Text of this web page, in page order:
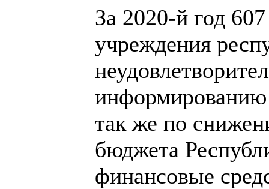
За 2020-й год
учреждения
так же по
бюджета
финансовые